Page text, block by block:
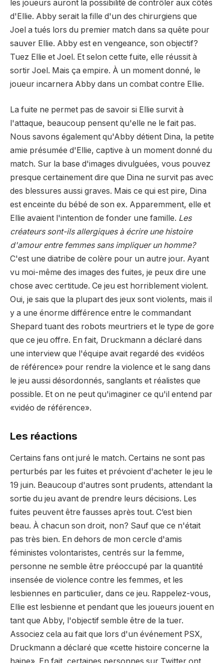
les joueurs auront la possibilité de contrôler aux côtés
d'Ellie. Abby serait la fille d'un des chirurgiens que
Joel a tués lors du premier match dans sa quête pour
sauver Ellie. Abby est en vengeance, son objectif?
Tuez Ellie et Joel. Et selon cette fuite, elle réussit à
sortir Joel. Mais ça empire. À un moment donné, le
joueur incarnera Abby dans un combat contre Ellie.
La fuite ne permet pas de savoir si Ellie survit à
l'attaque, beaucoup pensent qu'elle ne le fait pas.
Nous savons également qu'Abby détient Dina, la petite
amie présumée d'Ellie, captive à un moment donné du
match. Sur la base d'images divulguées, vous pouvez
presque certainement dire que Dina ne survit pas avec
des blessures aussi graves. Mais ce qui est pire, Dina
est enceinte du bébé de son ex. Apparemment, elle et
Ellie avaient l'intention de fonder une famille. Les
créateurs sont-ils allergiques à écrire une histoire
d'amour entre femmes sans impliquer un homme?
C'est une diatribe de colère pour un autre jour. Ayant
vu moi-même des images des fuites, je peux dire une
chose avec certitude. Ce jeu est horriblement violent.
Oui, je sais que la plupart des jeux sont violents, mais il
y a une énorme différence entre le commandant
Shepard tuant des robots meurtriers et le type de gore
que ce jeu offre. En fait, Druckmann a déclaré dans
une interview que l'équipe avait regardé des «vidéos
de référence» pour rendre la violence et le sang dans
le jeu aussi désordonnés, sanglants et réalistes que
possible. Et on ne peut qu'imaginer ce qu'il entend par
«vidéo de référence».
Les réactions
Certains fans ont juré le match. Certains ne sont pas
perturbés par les fuites et prévoient d'acheter le jeu le
19 juin. Beaucoup d'autres sont prudents, attendant la
sortie du jeu avant de prendre leurs décisions. Les
fuites peuvent être fausses après tout. C’est bien
beau. À chacun son droit, non? Sauf que ce n'était
pas très bien. En dehors de mon cercle d'amis
féministes volontaristes, centrés sur la femme,
personne ne semble être préoccupé par la quantité
insensée de violence contre les femmes, et les
lesbiennes en particulier, dans ce jeu. Rappelez-vous,
Ellie est lesbienne et pendant que les joueurs jouent en
tant que Abby, l'objectif semble être de la tuer.
Associez cela au fait que lors d'un événement PSX,
Druckmann a déclaré que «cette histoire concerne la